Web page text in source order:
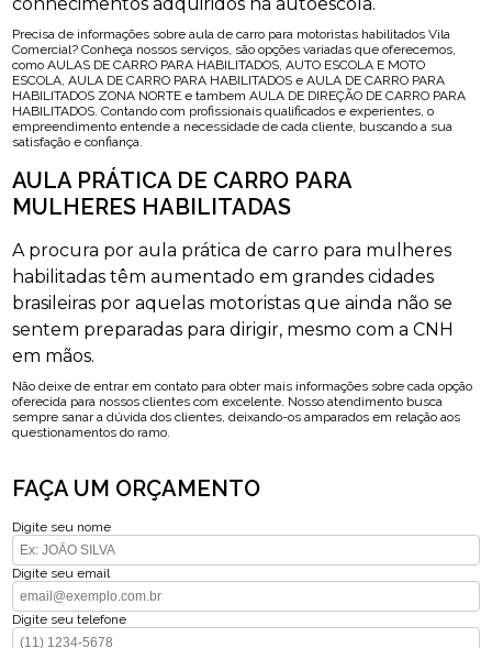
Precisa de informações sobre aula de carro para motoristas habilitados Vila
Comercial? Conheça nossos serviços, são opções variadas que oferecemos,
como AULAS DE CARRO PARA HABILITADOS, AUTO ESCOLA E MOTO
ESCOLA, AULA DE CARRO PARA HABILITADOS e AULA DE CARRO PARA
HABILITADOS ZONA NORTE e tambem AULA DE DIREÇÃO DE CARRO PARA
HABILITADOS. Contando com profissionais qualificados e experientes, o
empreendimento entende a necessidade de cada cliente, buscando a sua
satisfação e confiança.
AULA PRÁTICA DE CARRO PARA
MULHERES HABILITADAS
A procura por aula prática de carro para mulheres
habilitadas têm aumentado em grandes cidades
brasileiras por aquelas motoristas que ainda não se
sentem preparadas para dirigir, mesmo com a CNH
em mãos.
Não deixe de entrar em contato para obter mais informações sobre cada opção
oferecida para nossos clientes com excelente. Nosso atendimento busca
sempre sanar a dúvida dos clientes, deixando-os amparados em relação aos
questionamentos do ramo.
FAÇA UM ORÇAMENTO
Digite seu nome
Digite seu email
Digite seu telefone